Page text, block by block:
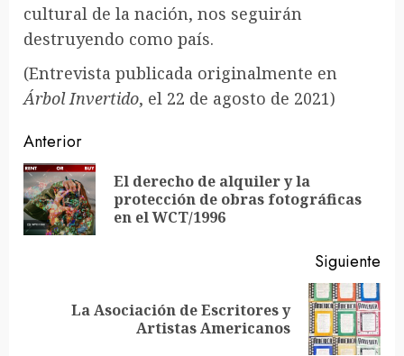
cultural de la nación, nos seguirán
destruyendo como país.
(Entrevista publicada originalmente en
Árbol Invertido, el 22 de agosto de 2021)
Sigue
leyendo
Anterior
El derecho de alquiler y la
protección de obras fotográficas
en el WCT/1996
Siguiente
SiguienteLa Asociación de Escritores y
Artistas Americanos